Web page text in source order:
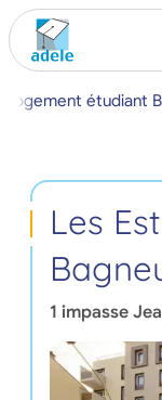
Logement étudiant
Les
1 impasse